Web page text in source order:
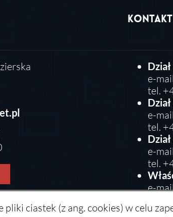
ciastek (z ang. cookies) w celu
Kontakt
e-
tel.
e-
tel.
e-
tel.
e-